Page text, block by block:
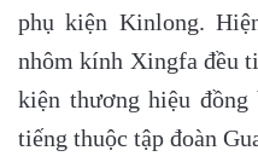
phụ kiện Kinlong.
nhôm kính Xingfa đều
kiện thương hiệu
tiếng thuộc tập đoàn